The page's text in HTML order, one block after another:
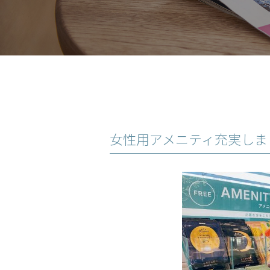
女性用アメニティ充実し